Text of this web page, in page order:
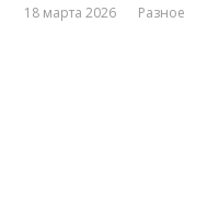
18 марта 2026 Разное